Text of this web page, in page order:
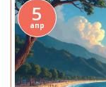
5
апр